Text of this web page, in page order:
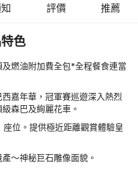
評價 推薦
色
燃油附加費全包*全程餐食連當
嘉年華，冠軍賽巡遊深入熱烈
森巴及絢麗花車。
位。提供極近距離觀賞體驗皇
～神秘巨石雕像面貌。